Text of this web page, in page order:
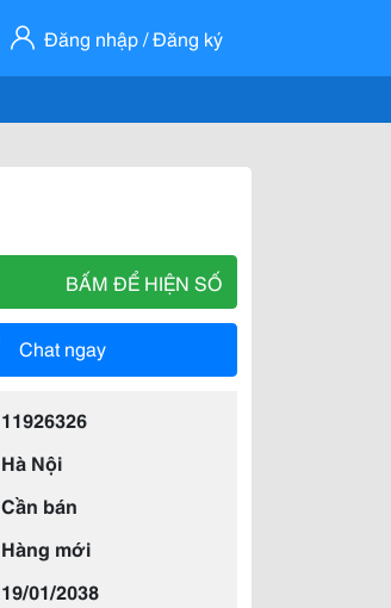
Đăng nhập / Đăng ký
BẤM ĐỂ HIỆN SỐ
Chat ngay
11926326
Hà Nội
Cần bán
Hàng mới
19/01/2038